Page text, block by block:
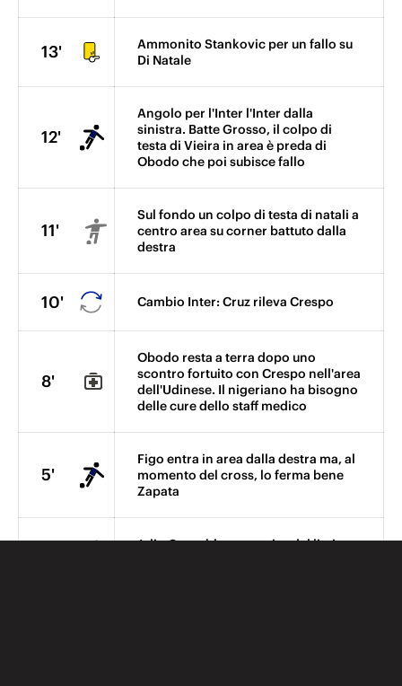
13'
Ammonito Stankovic per un fallo su
Di Natale
12'
Angolo per l'Inter l'Inter dalla
sinistra. Batte Grosso, il colpo di
testa di Vieira in area è preda di
Obodo che poi subisce fallo
11'
Sul fondo un colpo di testa di natali a
centro area su corner battuto dalla
destra
10' Cambio Inter: Cruz rileva Crespo
8'
Obodo resta a terra dopo uno
scontro fortuito con Crespo nell'area
dell'Udinese. Il nigeriano ha bisogno
delle cure dello staff medico
5'
Figo entra in area dalla destra ma, al
momento del cross, lo ferma bene
Zapata
Julio Cesar blocca un tiro dal limite